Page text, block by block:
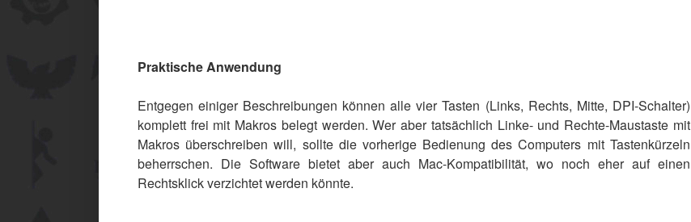
Praktische Anwendung
Entgegen einiger Beschreibungen können alle vier Tasten (Links, Rechts, Mitte, DPI-Schalter)
komplett frei mit Makros belegt werden. Wer aber tatsächlich Linke- und Rechte-Maustaste mit
Makros überschreiben will, sollte die vorherige Bedienung des Computers mit Tastenkürzeln
beherrschen. Die Software bietet aber auch Mac-Kompatibilität, wo noch eher auf einen
Rechtsklick verzichtet werden könnte.